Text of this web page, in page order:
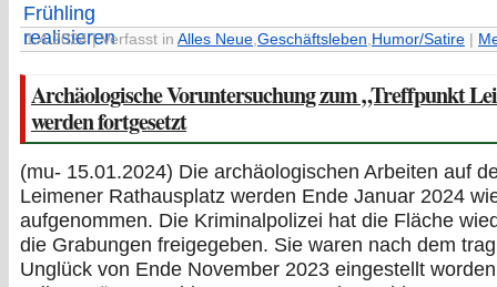
1.4.2024 | Verfasst in Alles Neue Geschäftsleben Humor/Satire
Archäologische Voruntersuchung zum „Treffpunkt
werden fortgesetzt
(mu- 15.01.2024) Die archäologischen Arbeiten auf
Leimener Rathausplatz werden Ende Januar 2024
aufgenommen. Die Kriminalpolizei hat die Fläche
die Grabungen freigegeben. Sie waren nach dem
Unglück von Ende November 2023 eingestellt